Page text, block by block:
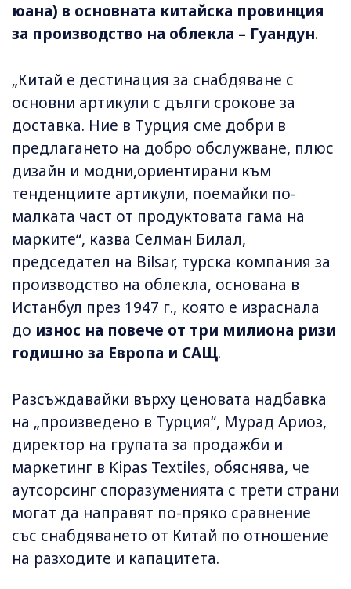
юана) в основната китайска провинция
за производство на облекла – Гуандун.
„Китай е дестинация за снабдяване с
основни артикули с дълги срокове за
доставка. Ние в Турция сме добри в
предлагането на добро обслужване, плюс
дизайн и модни,ориентирани към
тенденциите артикули, поемайки по-
малката част от продуктовата гама на
марките“, казва Селман Билал,
председател на Bilsar, турска компания за
производство на облекла, основана в
Истанбул през 1947 г., която е израснала
до износ на повече от три милиона ризи
годишно за Европа и САЩ.
Разсъждавайки върху ценовата надбавка
на „произведено в Турция“, Мурад Ариоз,
директор на групата за продажби и
маркетинг в Kipas Textiles, обяснява, че
аутсорсинг споразуменията с трети страни
могат да направят по-пряко сравнение
със снабдяването от Китай по отношение
на разходите и капацитета.